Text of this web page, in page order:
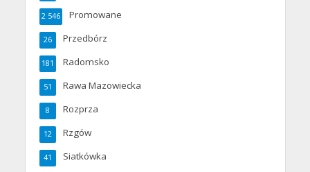
Promowane
2 546
Przedbórz
26
Radomsko
181
Rawa Mazowiecka
51
Rozprza
8
Rzgów
12
Siatkówka
41